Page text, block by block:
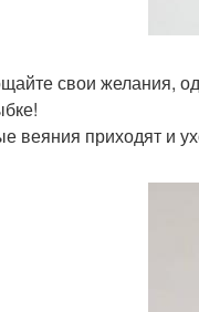
свои желания,
веяния приходят и